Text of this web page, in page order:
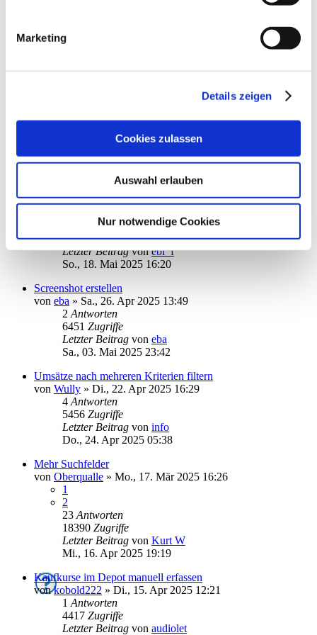
Marketing
Details zeigen
Cookies zulassen
Auswahl erlauben
Nur notwendige Cookies
2
Letzter BeitragvonPapakai
Antworten
Letzter Beitragvonerbhofbauer
Mi., 21. Mai 2025 08:01
Passwort Problem
Antworten
4435Zugriffe
Letzter Beitragvonebi_f
So., 18. Mai 2025 16:20
Screenshot erstellen
von eba » Sa., 26. Apr 2025 13:49
2 Antworten
6451 Zugriffe
Letzter Beitrag von eba
Sa., 03. Mai 2025 23:42
Umsätze nach mehreren Kriterien filtern
von Wully » Di., 22. Apr 2025 16:29
4 Antworten
5456 Zugriffe
Letzter Beitrag von info
Do., 24. Apr 2025 05:38
Mehr Suchfelder
von Oberqualle » Mo., 17. Mär 2025 16:26
1
2
23 Antworten
18390 Zugriffe
Letzter Beitrag von Kurt W
Mi., 16. Apr 2025 19:19
Kaufkurse im Depot manuell erfassen
vonkobold222 » Di., 15. Apr 2025 12:21
1 Antworten
4417 Zugriffe
Letzter Beitrag von audiolet